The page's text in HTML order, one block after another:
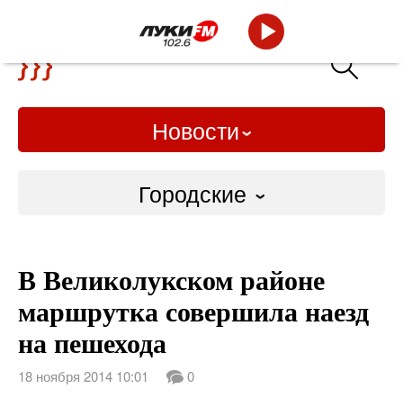
Новости
Городские
Слово Дело
Народные
ВТРК
В Великолукском районе
маршрутка совершила наезд
на пешехода
18 ноября 2014 10:01 0